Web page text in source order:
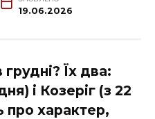
19.06.2026
Їх два:
і Козеріг (з 22
про характер,